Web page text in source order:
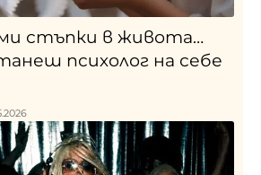
стъпки в живота…
психолог на себе